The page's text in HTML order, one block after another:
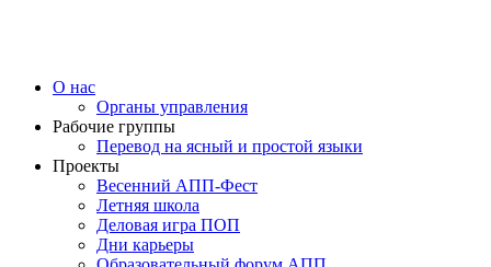
О нас
Органы управления
Рабочие группы
Перевод на ясный и простой языки
Проекты
Весенний АПП-Фест
Летняя школа
Деловая игра ПОП
Дни карьеры